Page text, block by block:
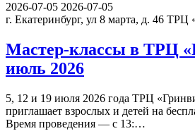
2026-07-05 2026-07-05
г. Екатеринбург, ул 8 марта, д. 46 ТРЦ
Мастер-классы в ТРЦ
июль 2026
5, 12 и 19 июля 2026 года ТРЦ
приглашает взрослых и детей на
Время проведения — с 13:…